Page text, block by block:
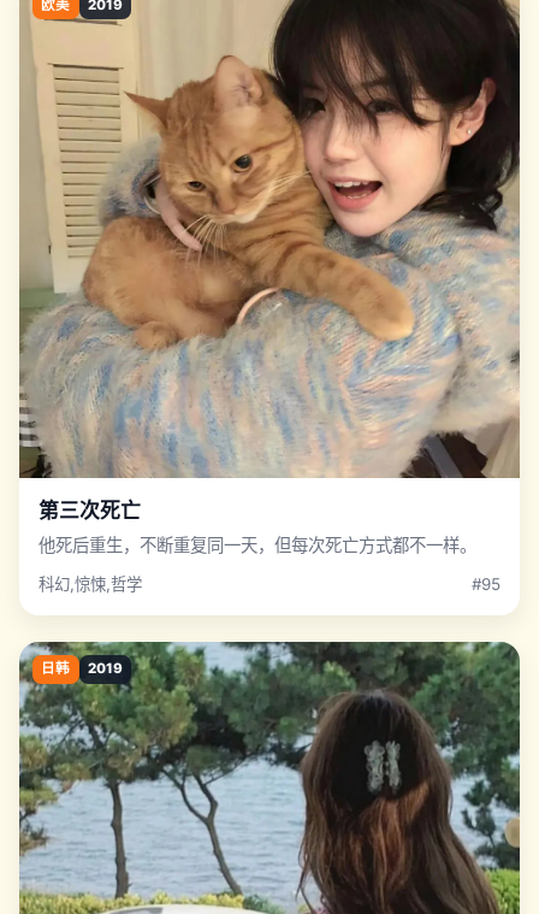
欧美 2019
第三次死亡
他死后重生，不断重复同一天，但每次死亡方式都不一样。
科幻,惊悚,哲学 #95
日韩 2019